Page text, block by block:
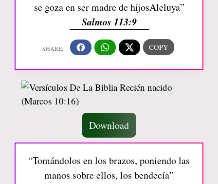
se goza en ser madre de hijosAleluya”
Salmos 113:9
Download
“Tomándolos en los brazos, poniendo las
manos sobre ellos, los bendecía”